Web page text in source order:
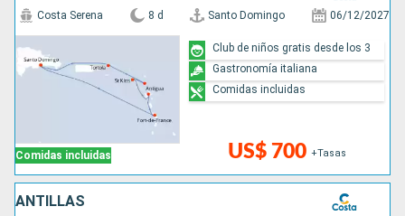
Comidas incluidas
Costa Serena 8 d Santo Domingo 06/12/2027
US$ 700 +Tasas
Club de niños gratis desde los 3
Gastronomía italiana
Comidas incluidas
ANTILLAS